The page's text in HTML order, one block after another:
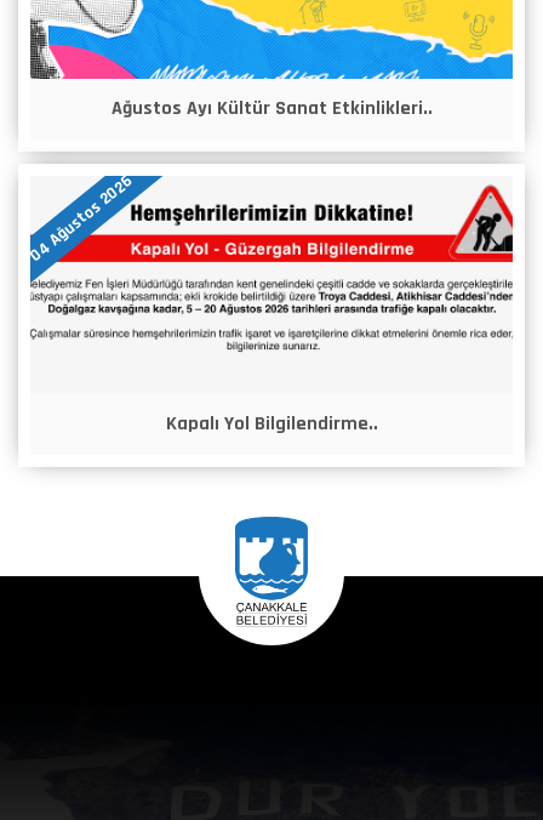
Ağustos Ayı Kültür Sanat Etkinlikleri..
04 Ağustos 2026
Kapalı Yol Bilgilendirme..